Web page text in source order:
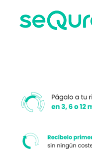
Surface